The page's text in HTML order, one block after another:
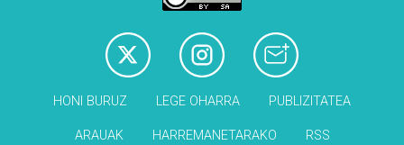
HONI BURUZ LEGE OHARRA PUBLIZITATEA
ARAUAK HARREMANETARAKO RSS